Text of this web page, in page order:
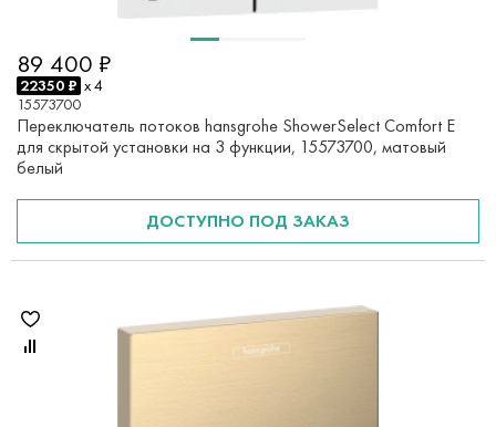
89 400 ₽
22350 ₽ x 4
15573700
Переключатель потоков hansgrohe ShowerSelect Comfort E
для скрытой установки на 3 функции, 15573700, матовый
белый
ДОСТУПНО ПОД ЗАКАЗ